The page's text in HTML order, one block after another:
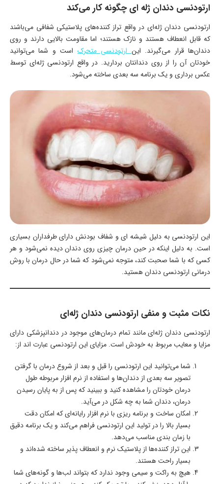
ارتودنسی دندان ژله ای چگونه کار می‌کند
ارتودنسی دندان ژله‌ای در واقع تراز کننده‌های پلاستیکی شفافی می‌باشند
که قابل انعطاف هستند و نازک هستند؛ اما مقاومت بالایی دارند و روی
دندان‌ها قرار می‌گیرند. اینارتودنسی متحرکاست و شما می‌توانید
خودتان آن را از روی دندانتان بردارید. در واقع ارتودنسی ژله‌ای توسط
عکس برداری و یک برنامه سه بعدی ساخته می‌شود.
این ارتودنسی به دلیل شیشه ‌ای و شفاف بودنش دارای طرفداران بسیاری
است. به دلیل اینکه در حین درمان چیزی روی دندان دیده نمی‌شود و هر
کسی که با شما صحبت کند، متوجه نمی‌شود که شما در حال درمان با روش
درمانی ارتودنسی دندان هستید.
نکات مثبت و منفی ارتودنسی دندان ژله‌ای
ارتودنسی دندان ژله‌ای مانند تمام درمان‌های موجود در دندانپزشکی دارای
مزایا و معایب مربوط به خودش است. مزایای این ارتودنسی عبارت اند از:
شما می‌توانید این ارتودنسی را قبل و بعد از شروع درمان با گرفتن
تصویر سه بعدی از دندان‌ها و استفاده از نرم افزار مربوطه طول
درمان خودتان را مشاهده کنید و ببینید که پس از به پایان رسیدن
درمان، دندان شما به چه شکل در می‌آید.
امکان ساخت و برنامه ریزی با نرم افزار رایانه‌ای که امکان دقت
بسیار بالا را در تولید این ارتودنسی فراهم می‌کند و یک برنامه دقیق
با زمان بندی مناسب می‌دهد.
این تراز کننده‌ها از پلاستیک نرم و انعطاف پذیر ساخته شده‌اند و
بسیار راحت هستند.
هیچ به راکت و سیمی وجود ندارد که بتواند لب‌ها و گونه‌های شما